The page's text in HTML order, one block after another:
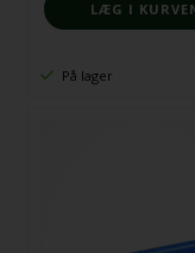
På lager